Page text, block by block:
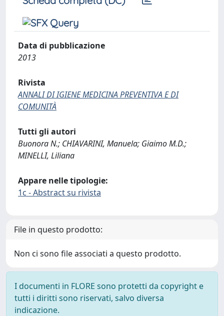
Data di pubblicazione
2013
Rivista
ANNALI DI IGIENE MEDICINA PREVENTIVA E DI
COMUNITÀ
Tutti gli autori
Buonora N.; CHIAVARINI, Manuela; Giaimo M.D.;
MINELLI, Liliana
Appare nelle tipologie:
1c - Abstract su rivista
File in questo prodotto:
Non ci sono file associati a questo prodotto.
I documenti in FLORE sono protetti da copyright e
tutti i diritti sono riservati, salvo diversa
indicazione.